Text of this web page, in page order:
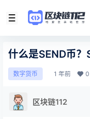
什么是SEND币
数字货币 1 年前 0
区块链112